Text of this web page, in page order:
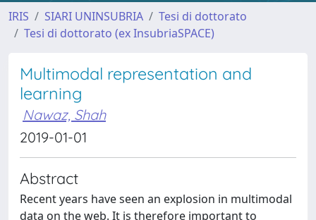
IRIS SIARI UNINSUBRIA
Tesi di dottorato
Tesi di dottorato (ex InsubriaSPACE)
Multimodal representation and
learning
Nawaz, Shah
2019-01-01
Abstract
Recent years have seen an explosion in multimodal
data on the web. It is therefore important to